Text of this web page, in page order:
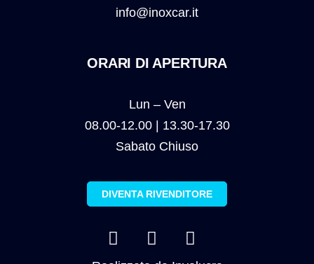
info@inoxcar.it
ORARI DI APERTURA
Lun – Ven
08.00-12.00 | 13.30-17.30
Sabato Chiuso
DIVENTA RIVENDITORE